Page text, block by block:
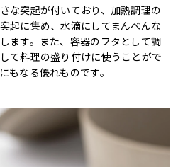
な突起が付いており、加熱調理の
起に集め、水滴にしてまんべんな
ます。また、容器のフタとして調
て料理の盛り付けに使うことがで
もなる優れものです。